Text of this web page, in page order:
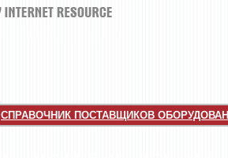
СПРАВОЧНИК ПОСТАВЩИКОВ